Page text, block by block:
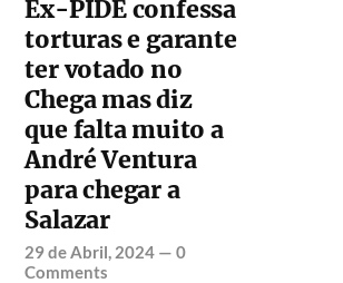
Ex-PIDE confessa
torturas e garante
ter votado no
Chega mas diz
que falta muito a
André Ventura
para chegar a
Salazar
29 de Abril, 2024 —0
Comments